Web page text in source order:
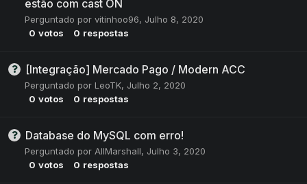
estão com cast ON
Perguntado por vitinhoo96, Julho 8, 2020
0 votos 0 respostas
[Integração] Mercado Pago / Modern ACC
Perguntado por LeoTK, Julho 2, 2020
0 votos 0 respostas
Database do MySQL com erro!
Perguntado por AllMarshall, Julho 3, 2020
0 votos 0 respostas